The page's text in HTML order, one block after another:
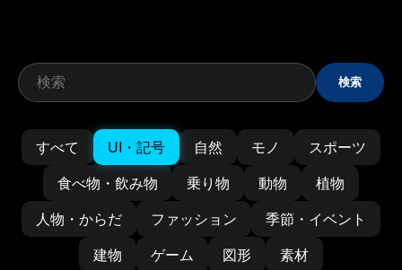
検索
すべて UI・記号 自然 モノ
スポーツ
食べ物・飲み物
乗り物 動物
植物
人物・からだ
ファッション
季節・イベント
建物
ゲーム 図形 素材